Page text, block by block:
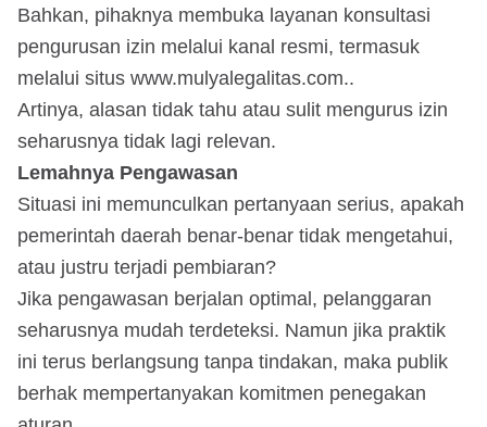
Bahkan, pihaknya membuka layanan konsultasi
pengurusan izin melalui kanal resmi, termasuk
melalui situs www.mulyalegalitas.com⁠..
Artinya, alasan tidak tahu atau sulit mengurus izin
seharusnya tidak lagi relevan.
Lemahnya Pengawasan
Situasi ini memunculkan pertanyaan serius, apakah
pemerintah daerah benar-benar tidak mengetahui,
atau justru terjadi pembiaran?
Jika pengawasan berjalan optimal, pelanggaran
seharusnya mudah terdeteksi. Namun jika praktik
ini terus berlangsung tanpa tindakan, maka publik
berhak mempertanyakan komitmen penegakan